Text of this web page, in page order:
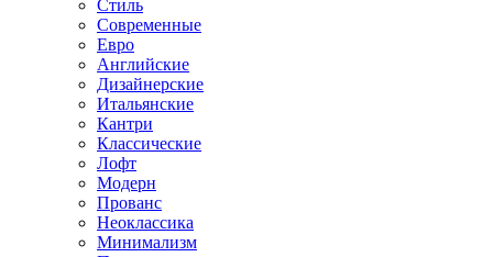
Стиль
Современные
Евро
Английские
Дизайнерские
Итальянские
Кантри
Классические
Лофт
Модерн
Прованс
Неоклассика
Минимализм